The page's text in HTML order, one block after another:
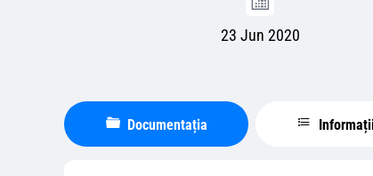
23 Jun 2020
Documentația